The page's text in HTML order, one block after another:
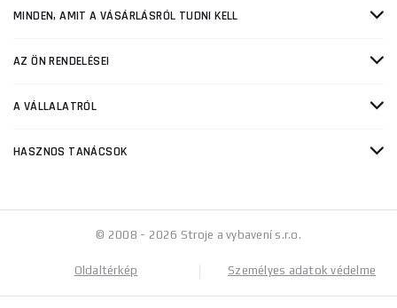
MINDEN, AMIT A VÁSÁRLÁSRÓL TUDNI KELL
AZ ÖN RENDELÉSEI
A VÁLLALATRÓL
HASZNOS TANÁCSOK
© 2008 - 2026 Stroje a vybavení s.r.o.
Oldaltérkép Személyes adatok védelme